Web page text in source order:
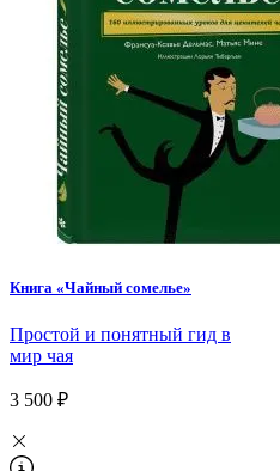
Книга «Чайный сомелье»
Простой и понятный гид в
мир чая
3 500 ₽